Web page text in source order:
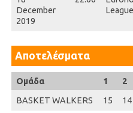
December
2019
League
Αποτελέσματα
Ομάδα 1 2
BASKET WALKERS
15 14